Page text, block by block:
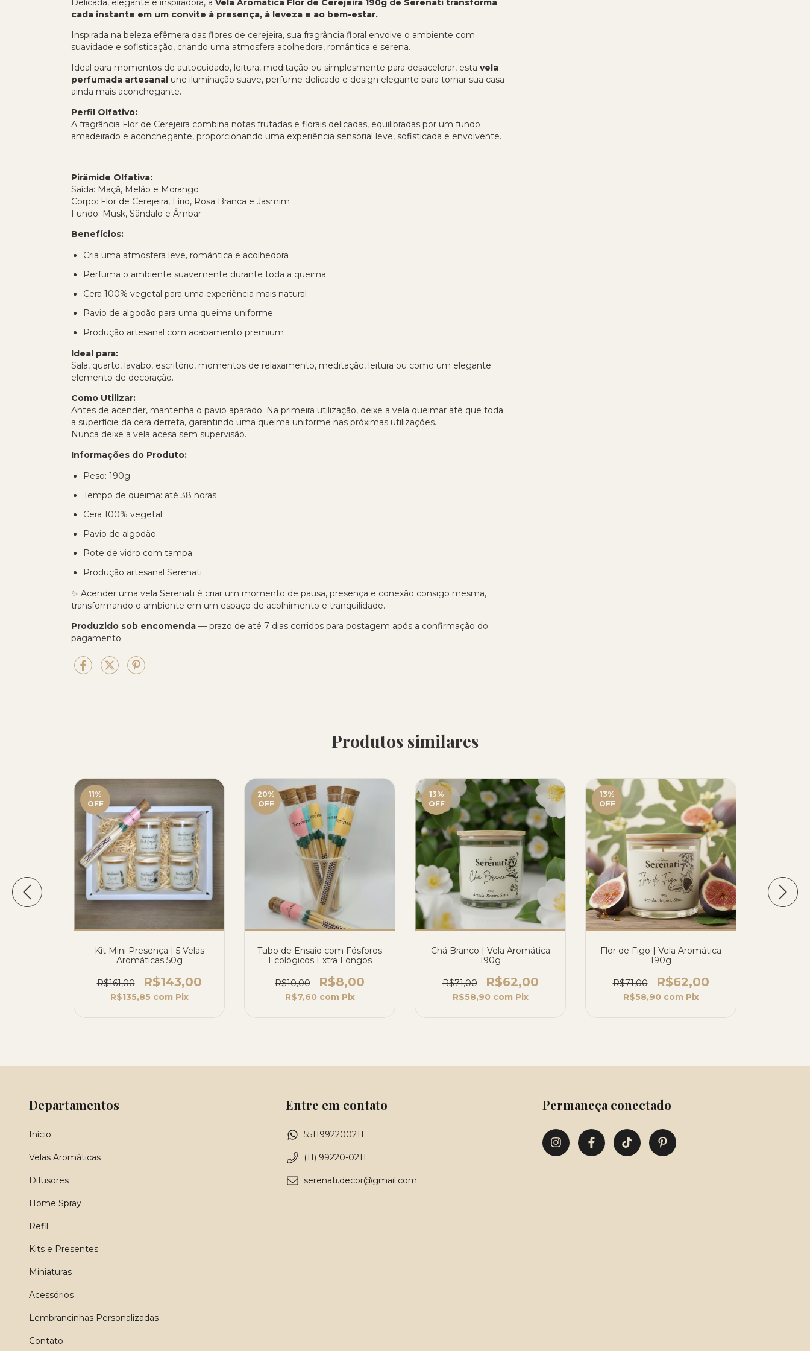
Delicada, elegante e inspiradora, a Vela Aromática Flor de Cerejeira 190g de Serenati transforma
cada instante em um convite à presença, à leveza e ao bem-estar.
Inspirada na beleza efêmera das flores de cerejeira, sua fragrância floral envolve o ambiente com
suavidade e sofisticação, criando uma atmosfera acolhedora, romântica e serena.
Ideal para momentos de autocuidado, leitura, meditação ou simplesmente para desacelerar, esta vela
perfumada artesanal une iluminação suave, perfume delicado e design elegante para tornar sua casa
ainda mais aconchegante.
Perfil Olfativo:
A fragrância Flor de Cerejeira combina notas frutadas e florais delicadas, equilibradas por um fundo
amadeirado e aconchegante, proporcionando uma experiência sensorial leve, sofisticada e envolvente.
Pirâmide Olfativa:
Saída: Maçã, Melão e Morango
Corpo: Flor de Cerejeira, Lírio, Rosa Branca e Jasmim
Fundo: Musk, Sândalo e Âmbar
Benefícios:
Cria uma atmosfera leve, romântica e acolhedora
Perfuma o ambiente suavemente durante toda a queima
Cera 100% vegetal para uma experiência mais natural
Pavio de algodão para uma queima uniforme
Produção artesanal com acabamento premium
Ideal para:
Sala, quarto, lavabo, escritório, momentos de relaxamento, meditação, leitura ou como um elegante
elemento de decoração.
Como Utilizar:
Antes de acender, mantenha o pavio aparado. Na primeira utilização, deixe a vela queimar até que toda
a superfície da cera derreta, garantindo uma queima uniforme nas próximas utilizações.
Nunca deixe a vela acesa sem supervisão.
Informações do Produto:
Peso: 190g
Tempo de queima: até 38 horas
Cera 100% vegetal
Pavio de algodão
Pote de vidro com tampa
Produção artesanal Serenati
✨ Acender uma vela Serenati é criar um momento de pausa, presença e conexão consigo mesma,
transformando o ambiente em um espaço de acolhimento e tranquilidade.
Produzido sob encomenda — prazo de até 7 dias corridos para postagem após a confirmação do
pagamento.
Produtos similares
11%
OFF
Kit Mini Presença | 5 Velas
Aromáticas 50g
R$161,00 R$143,00
R$135,85 com Pix
20%
OFF
Tubo de Ensaio com Fósforos
Ecológicos Extra Longos
R$10,00 R$8,00
R$7,60 com Pix
13%
OFF
Chá Branco | Vela Aromática
190g
R$71,00 R$62,00
R$58,90 com Pix
13%
OFF
Flor de Figo | Vela Aromática
190g
R$71,00 R$62,00
R$58,90 com Pix
Departamentos
Início
Velas Aromáticas
Difusores
Home Spray
Refil
Kits e Presentes
Miniaturas
Acessórios
Lembrancinhas Personalizadas
Contato
Entre em contato
5511992200211
(11) 99220-0211
serenati.decor@gmail.com
Permaneça conectado